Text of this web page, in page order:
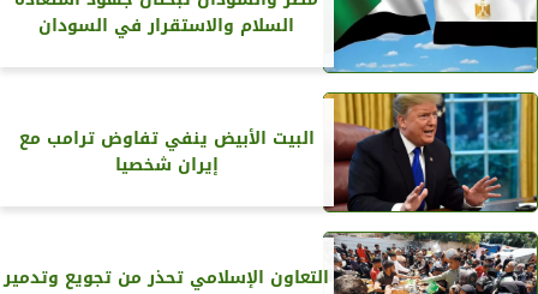
السلام والاستقرار في السودان
البيت الأبيض ينفي تفاوض ترامب مع
إيران شخصيا
التعاون الإسلامي تحذر من تجويع وتدمير